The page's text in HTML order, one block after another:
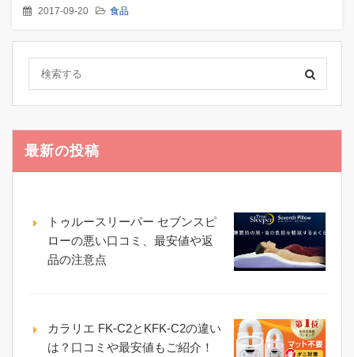
2017-09-20 食品
最新の投稿
トゥルースリーパー セブンスピ
ローの悪い口コミ、最安値や返
品の注意点
カラリエ FK-C2とKFK-C2の違い
は？口コミや最安値もご紹介！